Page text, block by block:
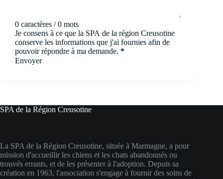
0 caractères / 0 mots
Je consens à ce que la SPA de la région Creusotine
conserve les informations que j'ai fournies afin de
pouvoir répondre à ma demande. *
Envoyer
SPA de la Région Creusotine
La SPA de la Région Creusotine, située à Marmagne, a pour
mission d'accueillir les chiens et les chats abandonnés ou
trouvés errants, et de les présenter à l'adoption. Depuis sa
création en 1963, l'association s'engage à fournir des soins de